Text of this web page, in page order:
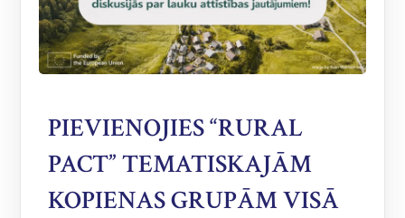
PIEVIENOJIES “RURAL
PACT” TEMATISKAJĀM
KOPIENAS GRUPĀM VISĀ